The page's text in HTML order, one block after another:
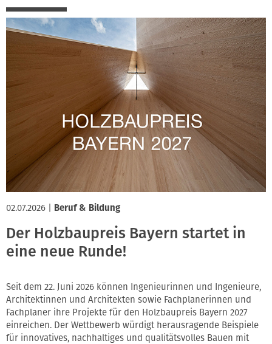
02.07.2026 Beruf & Bildung
Der Holzbaupreis Bayern startet in
eine neue Runde!
Seit dem 22. Juni 2026 können Ingenieurinnen und Ingenieure,
Architektinnen und Architekten sowie Fachplanerinnen und
Fachplaner ihre Projekte für den Holzbaupreis Bayern 2027
einreichen. Der Wettbewerb würdigt herausragende Beispiele
für innovatives, nachhaltiges und qualitätsvolles Bauen mit